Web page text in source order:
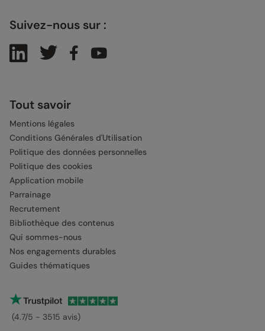
Suivez-nous sur :
Tout savoir
Mentions légales
Conditions Générales d'Utilisation
Politique des données personnelles
Politique des cookies
Application mobile
Parrainage
Recrutement
Bibliothèque des contenus
Qui sommes-nous
Nos engagements durables
Guides thématiques
(4.7/5 - 3515 avis)